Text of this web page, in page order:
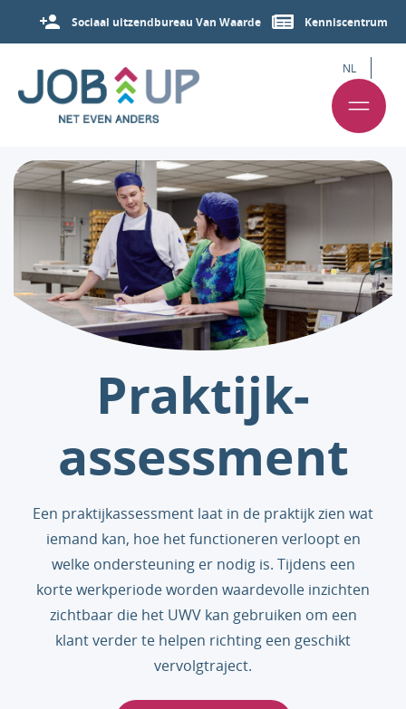
Sociaal uitzendbureau Van Waarde Kenniscentrum
NL
Praktijk­
assessment
Een praktijkassessment laat in de praktijk zien wat
iemand kan, hoe het functioneren verloopt en
welke ondersteuning er nodig is. Tijdens een
korte werkperiode worden waardevolle inzichten
zichtbaar die het UWV kan gebruiken om een
klant verder te helpen richting een geschikt
vervolgtraject.